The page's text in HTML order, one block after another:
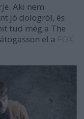
Aki nem
jó dologról, és
tud még a The
el a